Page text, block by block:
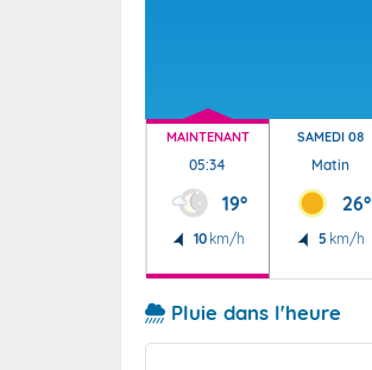
MAINTENANT
05:34
19°
10 km/h
SAMEDI 08
Matin
26°
5 km/h
Pluie dans l'heure